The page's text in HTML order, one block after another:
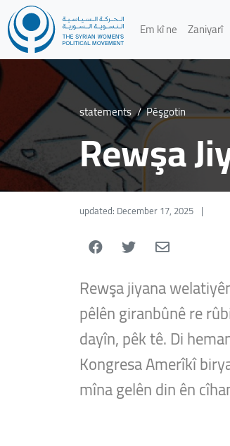
Em kî ne Zaniyarî
statements / Pêşgotin
Rewşa
updated: December 17, 2025 |
Rewşa jiyana
pêlên giranbûnê re
dayîn, pêk tê. Di
Kongresa Amerîkî
mîna gelên din ên